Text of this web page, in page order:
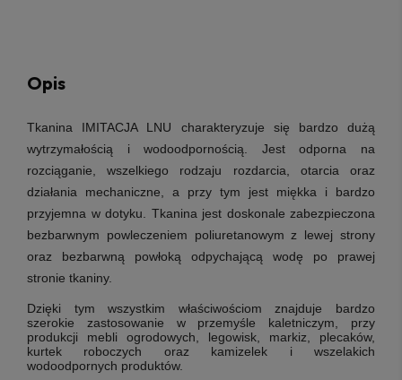
Opis
Tkanina IMITACJA LNU charakteryzuje się bardzo dużą
wytrzymałością i wodoodpornością. Jest odporna na
rozciąganie, wszelkiego rodzaju rozdarcia, otarcia oraz
działania mechaniczne, a przy tym jest miękka i bardzo
przyjemna w dotyku. Tkanina jest doskonale zabezpieczona
bezbarwnym powleczeniem poliuretanowym z lewej strony
oraz bezbarwną powłoką odpychającą wodę po prawej
stronie tkaniny.
Dzięki tym wszystkim właściwościomznajduje bardzo
szerokie zastosowanie w przemyśle kaletniczym, przy
produkcji mebli ogrodowych, legowisk, markiz, plecaków,
kurtek roboczych oraz kamizelek i wszelakich
wodoodpornych produktów.